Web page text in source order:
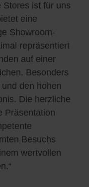
Stores ist für uns
eine
Showroom-
repräsentiert
auf einer
Besonders
den hohen
Die herzliche
Präsentation
Besuchs
wertvollen